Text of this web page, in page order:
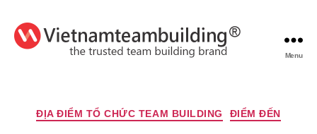
Menu
Chuyên
ĐỊA ĐIỂM TỔ CHỨC TEAM BUILDING ĐIỂM ĐẾN